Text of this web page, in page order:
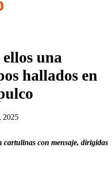
una
hallados en
2025
cartulinas con mensaje, dirigidas